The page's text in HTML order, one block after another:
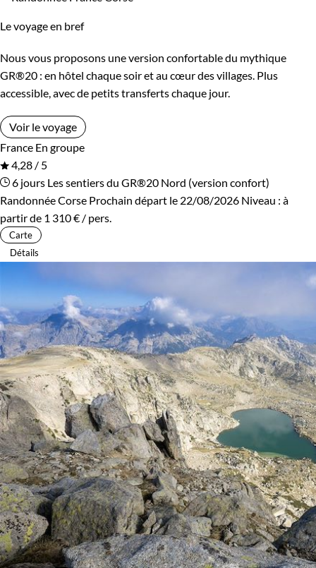
Le voyage en bref
Nous vous proposons une version confortable du mythique
GR®20 : en hôtel chaque soir et au cœur des villages. Plus
accessible, avec de petits transferts chaque jour.
Voir le voyage
France En groupe
4,28 / 5
6 jours Les sentiers du GR®20 Nord (version confort)
Randonnée Corse Prochain départ le 22/08/2026 Niveau : à
partir de 1 310 € / pers.
Carte
Détails